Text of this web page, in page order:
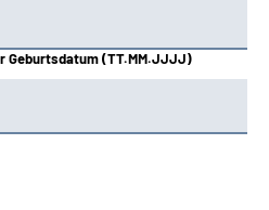
Geburtsdatum (TT.MM.JJJJ)